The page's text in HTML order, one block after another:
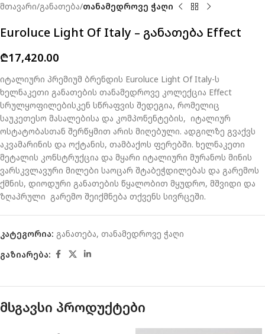
მთავარი განათება თანამედროვე ჭაღი
Euroluce Light Of Italy – განათება Effect
₾17,420.00
იტალიური პრემიუმ ბრენდის Euroluce Light Of Italy-ს
ხელნაკეთი განათების თანამედროვე კოლექცია Effect
სრულყოფილებისკენ სწრაფვის შედეგია, რომელიც
საუკეთესო მასალებისა და კომპონენტების, იტალიურ
ოსტატობასთან შერწყმით არის მიღებული. ადგილზე გვაქვს
აკვამარინის და ოქტანის, თამბაქოს ფერებში. ხელნაკეთი
მეტალის კონსტრუქცია და მყარი იტალიური მურანოს მინის
ვარსკვლავური მილები საოცარ შტაბეჭდილებას და გარემოს
ქმნის, დიოდური განათების წყალობით მყუდრო, მშვიდი და
ზღაპრული გარემო შეიქმნება თქვენს სივრცეში.
კატეგორია: განათება, თანამედროვე ჭაღი
გაზიარება:
მსგავსი პროდუქტები